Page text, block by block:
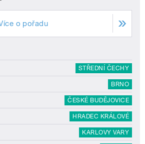
o pořadu
STŘEDNÍ ČECHY
BRNO
ČESKÉ BUDĚJOVICE
HRADEC KRÁLOVÉ
KARLOVY VARY